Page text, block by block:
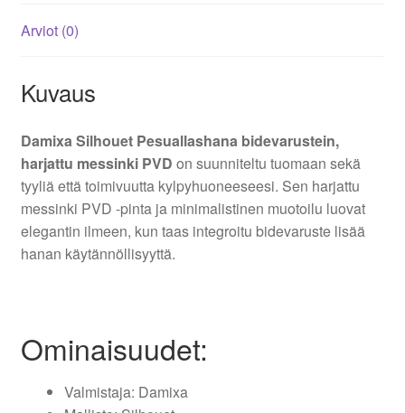
Arviot (0)
Kuvaus
Damixa Silhouet Pesuallashana bidevarustein,
harjattu messinki PVD on suunniteltu tuomaan sekä
tyyliä että toimivuutta kylpyhuoneeseesi. Sen harjattu
messinki PVD -pinta ja minimalistinen muotoilu luovat
elegantin ilmeen, kun taas integroitu bidevaruste lisää
hanan käytännöllisyyttä.
Ominaisuudet:
Valmistaja: Damixa